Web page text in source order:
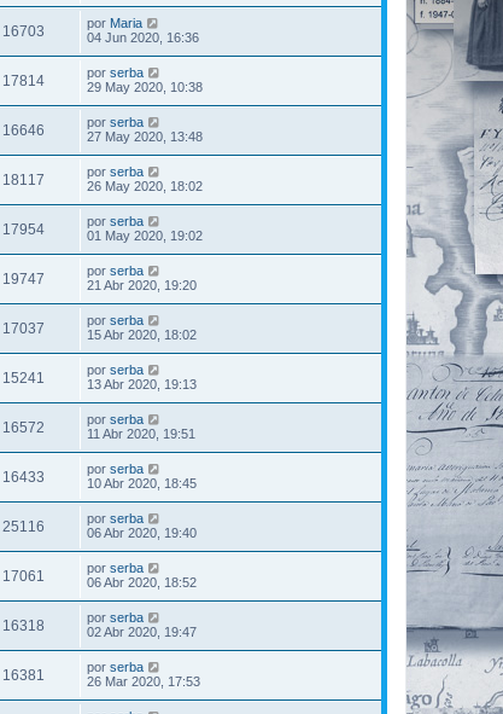
16703 por Maria
04 Jun 2020, 16:36
17814 por serba
29 May 2020, 10:38
16646 por serba
27 May 2020, 13:48
18117 por serba
26 May 2020, 18:02
17954 por serba
01 May 2020, 19:02
19747 por serba
21 Abr 2020, 19:20
17037 por serba
15 Abr 2020, 18:02
15241 por serba
13 Abr 2020, 19:13
16572 por serba
11 Abr 2020, 19:51
16433 por serba
10 Abr 2020, 18:45
25116 por serba
06 Abr 2020, 19:40
17061 por serba
06 Abr 2020, 18:52
16318 por serba
02 Abr 2020, 19:47
16381 por serba
26 Mar 2020, 17:53